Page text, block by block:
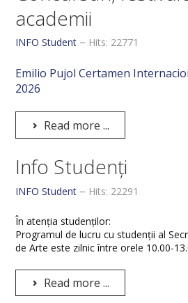
academii
INFO Student Hits: 22771
Emilio Pujol Certamen
2026
Read more ...
Info Studenți
INFO Student Hits: 22291
În atenția studenților:
Programul de lucru cu studenții al
de Arte este zilnic între orele 10.00-
Read more ...